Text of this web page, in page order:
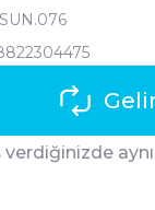
verdiğinizde